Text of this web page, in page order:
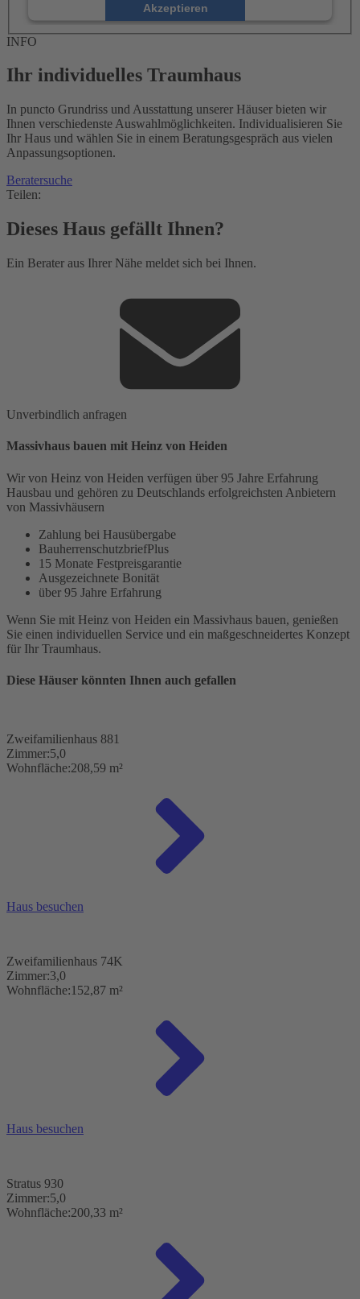
Akzeptieren
powered byUsercentrics Consent Management
INFO
Ihr individuelles Traumhaus
In puncto Grundriss und Ausstattung unserer Häuser bieten wir
Ihnen verschiedenste Auswahlmöglichkeiten. Individualisieren Sie
Ihr Haus und wählen Sie in einem Beratungsgespräch aus vielen
Anpassungsoptionen.
Beratersuche
Teilen:
Dieses Haus gefällt Ihnen?
Ein Berater aus Ihrer Nähe meldet sich bei Ihnen.
Unverbindlich anfragen
Massivhaus bauen mit Heinz von Heiden
Wir von Heinz von Heiden verfügen über 95 Jahre Erfahrung
Hausbau und gehören zu Deutschlands erfolgreichsten Anbietern
von Massivhäusern
Zahlung bei Hausübergabe
BauherrenschutzbriefPlus
15 Monate Festpreisgarantie
Ausgezeichnete Bonität
über 95 Jahre Erfahrung
Wenn Sie mit Heinz von Heiden ein Massivhaus bauen, genießen
Sie einen individuellen Service und ein maßgeschneidertes Konzept
für Ihr Traumhaus.
Diese Häuser könnten Ihnen auch gefallen
Zweifamilienhaus 881
Zimmer:5,0
Wohnfläche:208,59 m²
Haus besuchen
Zweifamilienhaus 74K
Zimmer:3,0
Wohnfläche:152,87 m²
Haus besuchen
Stratus 930
Zimmer:5,0
Wohnfläche:200,33 m²